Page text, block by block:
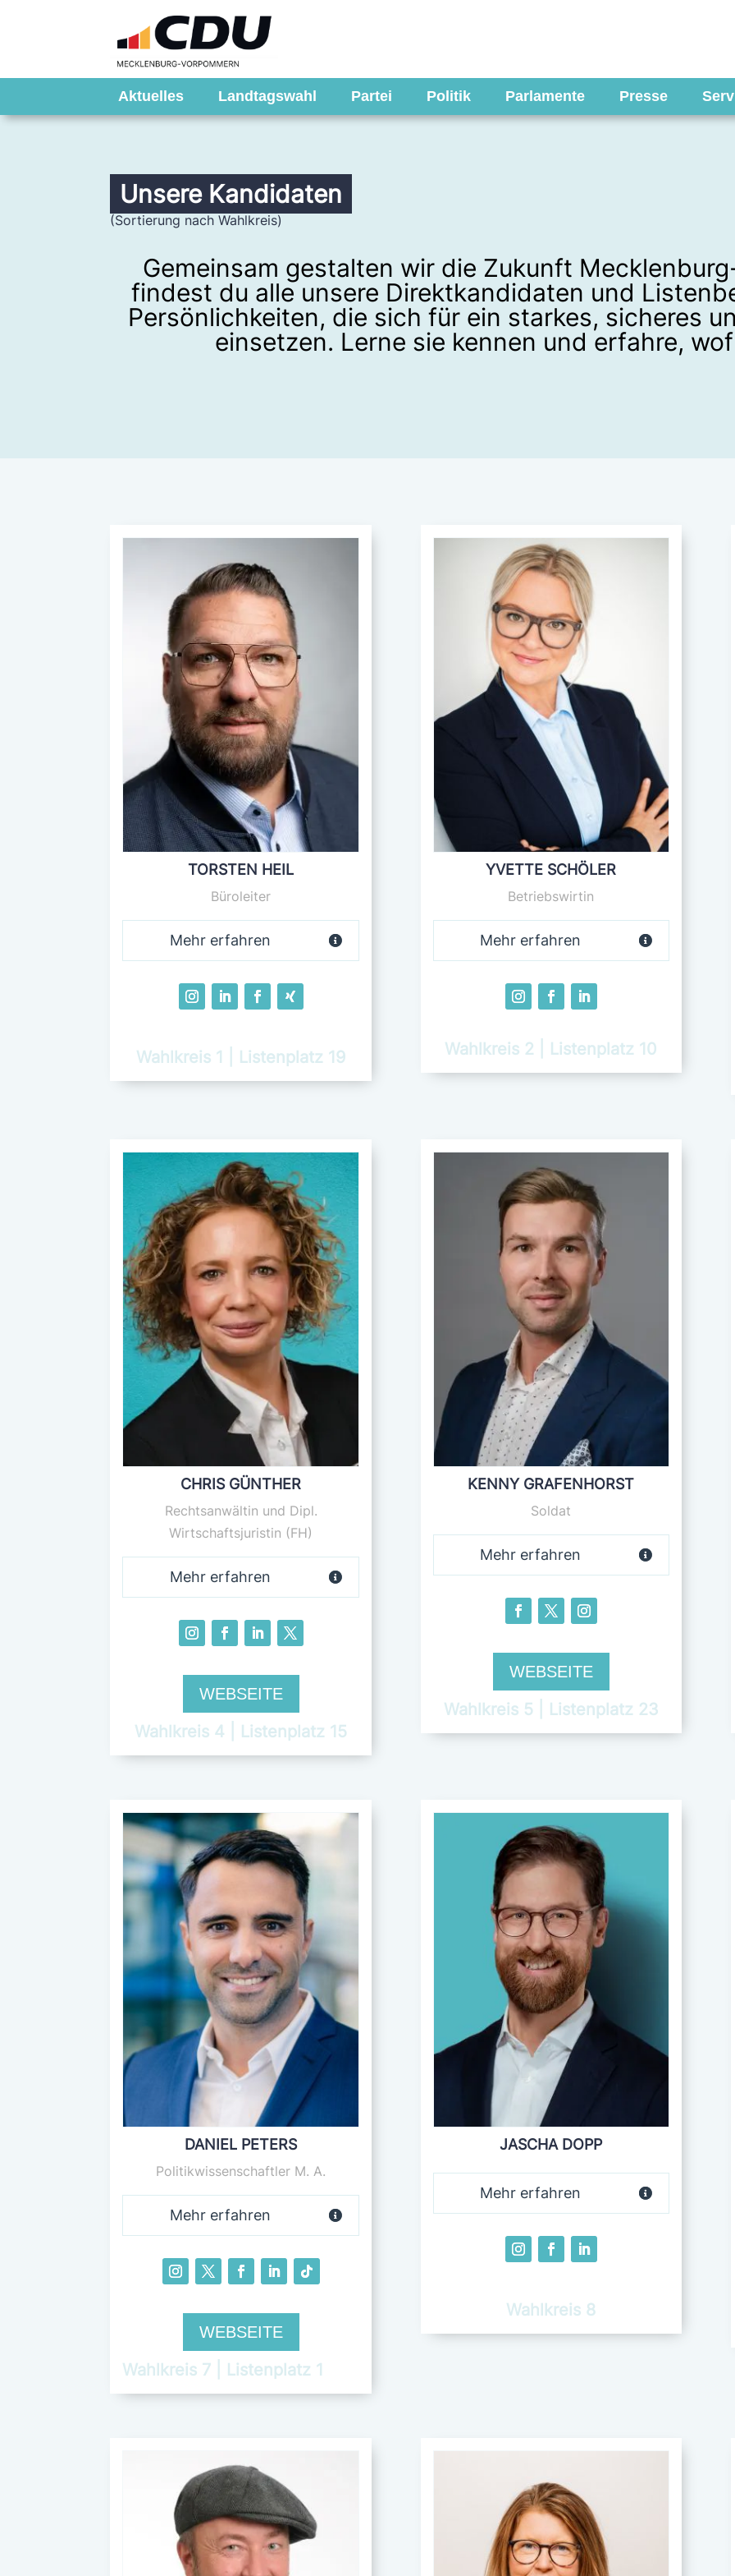
Aktuelles Landtagswahl Partei Politik Parlamente Presse
Unsere Kandidaten
(Sortierung nach Wahlkreis)
Gemeinsam gestalten wir die Zukunft
findest du alle unsere Direktkandidaten und
Persönlichkeiten, die sich für ein starkes, sicheres
einsetzen. Lerne sie kennen und erfahre,
TORSTEN HEIL
Büroleiter
Mehr erfahren
Wahlkreis 1 | Listenplatz 19
YVETTE SCHÖLER
Betriebswirtin
Mehr erfahren
Wahlkreis 2 | Listenplatz 10
CHRIS GÜNTHER
Rechtsanwältin und Dipl.
Wirtschaftsjuristin (FH)
Mehr erfahren
WEBSEITE
Wahlkreis 4 | Listenplatz 15
KENNY GRAFENHORST
Soldat
Mehr erfahren
WEBSEITE
Wahlkreis 5 | Listenplatz 23
DANIEL PETERS
Politikwissenschaftler M. A.
Mehr erfahren
WEBSEITE
Wahlkreis 7 | Listenplatz 1
JASCHA DOPP
Mehr erfahren
Wahlkreis 8